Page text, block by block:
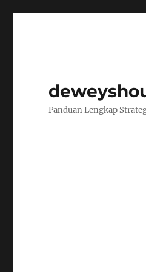
Panduan Lengkap